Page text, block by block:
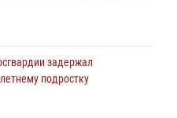
задержал
подростку